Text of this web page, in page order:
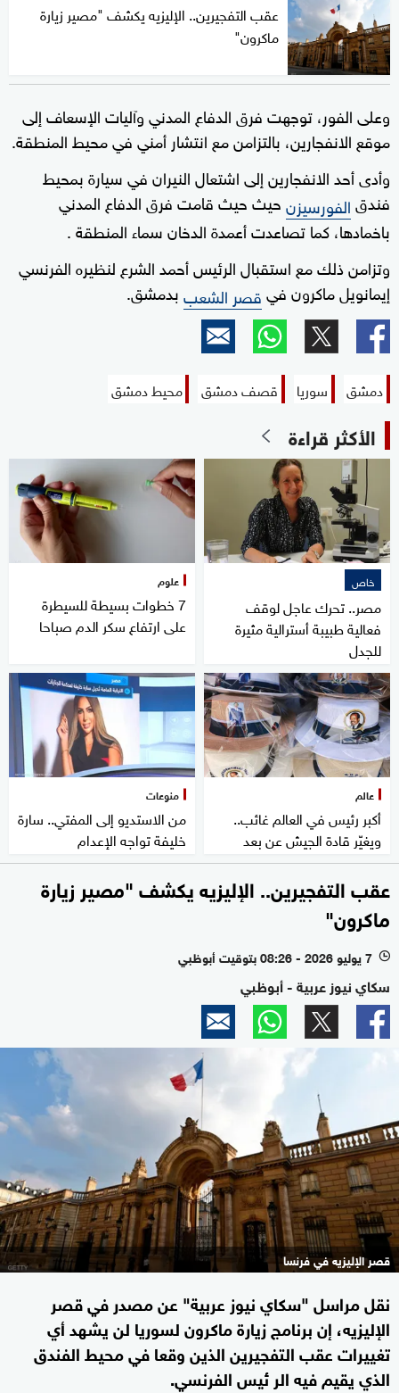
عقب التفجيرين.. الإليزيه يكشف "مصير زيارة
ماكرون"
وعلى الفور، توجهت فرق الدفاع المدني وآليات الإسعاف إلى
موقع الانفجارين، بالتزامن مع انتشار أمني في محيط المنطقة.
وأدى أحد الانفجارين إلى اشتعال النيران في سيارة بمحيط
فندقالفورسيزنحيث حيث قامت فرق الدفاع المدني
باخمادها، كما تصاعدت أعمدة الدخان سماء المنطقة .
وتزامن ذلك مع استقبال الرئيس أحمد الشرع لنظيره الفرنسي
إيمانويل ماكرون فيقصر الشعببدمشق.
دمشق سوريا قصف دمشق محيط دمشق
الأكثر قراءة
خاص
مصر.. تحرك عاجل لوقف
فعالية طبيبة أسترالية مثيرة
للجدل
علوم
7 خطوات بسيطة للسيطرة
على ارتفاع سكر الدم صباحا
عالم
أكبر رئيس في العالم غائب..
ويغيّر قادة الجيش عن بعد
منوعات
من الاستديو إلى المفتي.. سارة
خليفة تواجه الإعدام
عقب التفجيرين.. الإليزيه يكشف "مصير زيارة
ماكرون"
l 7 يوليو 2026 - 08:26 بتوقيت أبوظبي
سكاي نيوز عربية - أبوظبي
قصر الإليزيه في فرنسا
نقل مراسل "سكاي نيوز عربية" عن مصدر في قصر
الإليزيه، إن برنامج زيارة ماكرون لسوريا لن يشهد أي
تغييرات عقب التفجيرين الذين وقعا في محيط الفندق
الذي يقيم فيه الر ئيس الفرنسي.